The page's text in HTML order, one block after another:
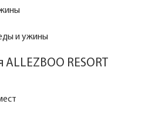
и ужины
RESORT